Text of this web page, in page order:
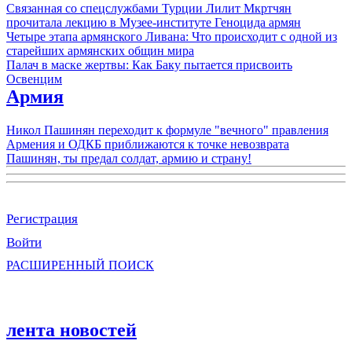
Связанная со спецслужбами Турции Лилит Мкртчян
прочитала лекцию в Музее-институте Геноцида армян
Четыре этапа армянского Ливана: Что происходит с одной из
старейших армянских общин мира
Палач в маске жертвы: Как Баку пытается присвоить
Освенцим
Армия
Никол Пашинян переходит к формуле "вечного" правления
Армения и ОДКБ приближаются к точке невозврата
Пашинян, ты предал солдат, армию и страну!
Регистрация
Войти
РАСШИРЕННЫЙ ПОИСК
лента новостей